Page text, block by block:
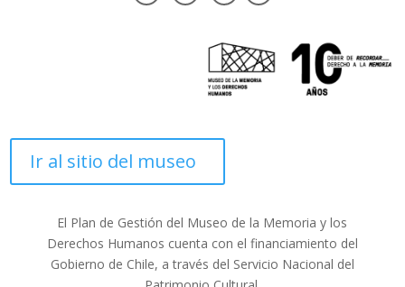
Ir al sitio del museo
El Plan de Gestión del Museo de la Memoria y los
Derechos Humanos cuenta con el financiamiento del
Gobierno de Chile, a través del Servicio Nacional del